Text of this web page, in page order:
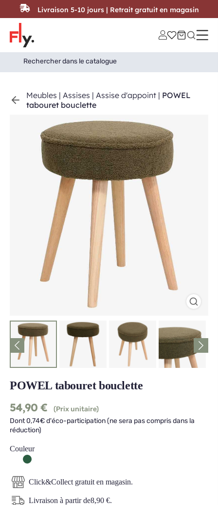
Passer au contenu
Search
for:
Search Button
Meubles | Assises | Assise d'appoint | POWEL
tabouret bouclette
POWEL tabouret bouclette
54,90 €
(Prix unitaire)
Dont 0,74€ d'éco-participation (ne sera pas compris dans la
réduction)
Couleur
Click&Collect gratuit en magasin.
Livraison à partir de8,90 €.
Livraison 5-10 jours | Retrait gratuit en magasin